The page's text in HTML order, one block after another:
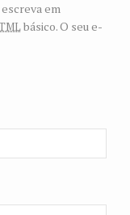
em
básico. O seu e-